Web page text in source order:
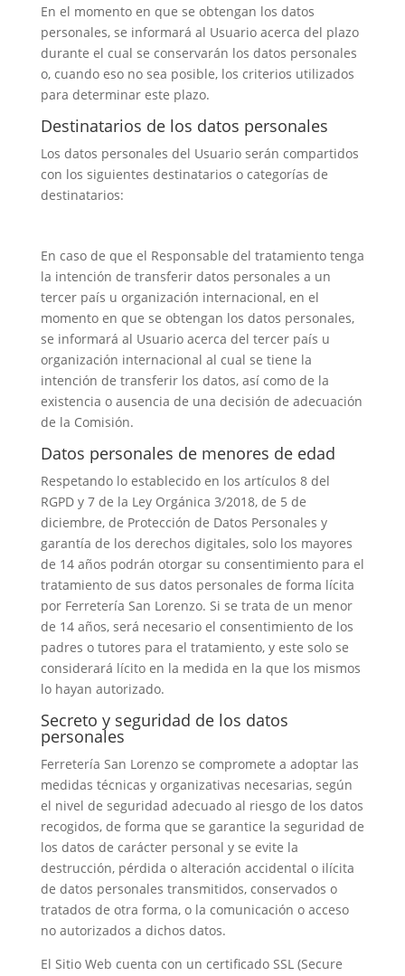
En el momento en que se obtengan los datos
personales, se informará al Usuario acerca del plazo
durante el cual se conservarán los datos personales
o, cuando eso no sea posible, los criterios utilizados
para determinar este plazo.
Destinatarios de los datos personales
Los datos personales del Usuario serán compartidos
con los siguientes destinatarios o categorías de
destinatarios:
En caso de que el Responsable del tratamiento tenga
la intención de transferir datos personales a un
tercer país u organización internacional, en el
momento en que se obtengan los datos personales,
se informará al Usuario acerca del tercer país u
organización internacional al cual se tiene la
intención de transferir los datos, así como de la
existencia o ausencia de una decisión de adecuación
de la Comisión.
Datos personales de menores de edad
Respetando lo establecido en los artículos 8 del
RGPD y 7 de la Ley Orgánica 3/2018, de 5 de
diciembre, de Protección de Datos Personales y
garantía de los derechos digitales, solo los mayores
de 14 años podrán otorgar su consentimiento para el
tratamiento de sus datos personales de forma lícita
por Ferretería San Lorenzo. Si se trata de un menor
de 14 años, será necesario el consentimiento de los
padres o tutores para el tratamiento, y este solo se
considerará lícito en la medida en la que los mismos
lo hayan autorizado.
Secreto y seguridad de los datos
personales
Ferretería San Lorenzo se compromete a adoptar las
medidas técnicas y organizativas necesarias, según
el nivel de seguridad adecuado al riesgo de los datos
recogidos, de forma que se garantice la seguridad de
los datos de carácter personal y se evite la
destrucción, pérdida o alteración accidental o ilícita
de datos personales transmitidos, conservados o
tratados de otra forma, o la comunicación o acceso
no autorizados a dichos datos.
El Sitio Web cuenta con un certificado SSL (Secure